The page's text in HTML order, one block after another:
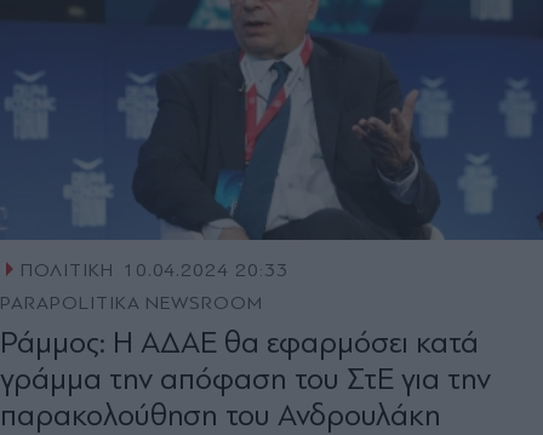
ΠΟΛΙΤΙΚΗ
10.04.2024 20:33
PARAPOLITIKA NEWSROOM
Ράμμος: Η ΑΔΑΕ θα εφαρμόσει κατά
γράμμα την απόφαση του ΣτΕ για την
παρακολούθηση του Ανδρουλάκη